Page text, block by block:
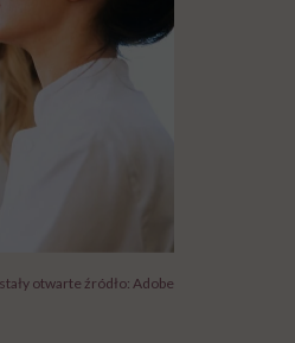
otwarte źródło: Adobe